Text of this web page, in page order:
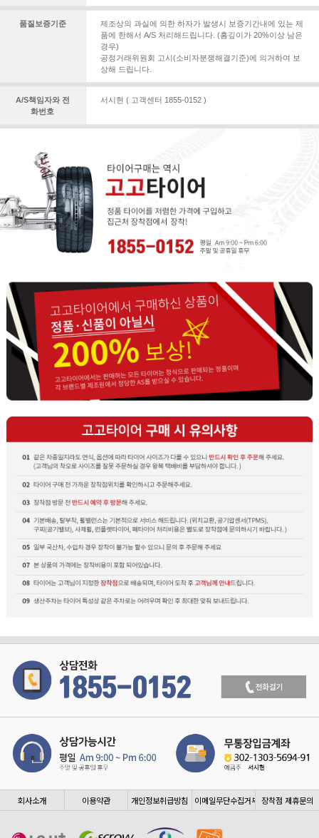
품질보증기준
제조상의 과실에 의한 하자가 발생시 보증기간내에 있는 제
품에 한해서 A/S 처리해드립니다. (홈깊이가 20%이상 남은
경우)
공정거래위원회 고시(소비자분쟁해결기준)에 의거하여 보
상해 드립니다.
A/S책임자와 전
화번호
서시현 ( 고객센터 1855-0152 )
회사소개 이용약관 개인정보취급방침 이메일무단수집거부 장착점 제휴문의